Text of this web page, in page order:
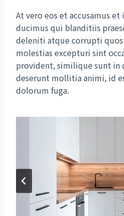
At vero eos et accusamus
ducimus qui blanditiis
deleniti atque corrupti quos
molestias excepturi sint
provident, similique sunt in
deserunt mollitia animi, id
dolorum fuga.